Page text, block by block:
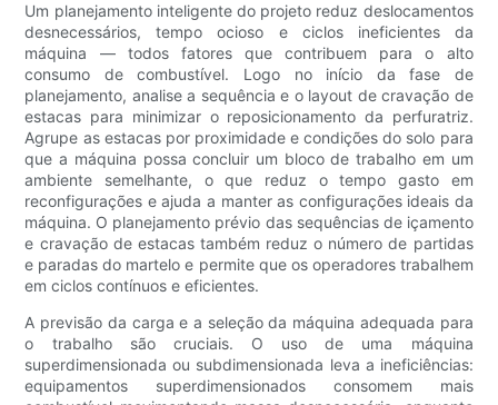
Um planejamento inteligente do projeto reduz deslocamentos
desnecessários, tempo ocioso e ciclos ineficientes da
máquina — todos fatores que contribuem para o alto
consumo de combustível. Logo no início da fase de
planejamento, analise a sequência e o layout de cravação de
estacas para minimizar o reposicionamento da perfuratriz.
Agrupe as estacas por proximidade e condições do solo para
que a máquina possa concluir um bloco de trabalho em um
ambiente semelhante, o que reduz o tempo gasto em
reconfigurações e ajuda a manter as configurações ideais da
máquina. O planejamento prévio das sequências de içamento
e cravação de estacas também reduz o número de partidas
e paradas do martelo e permite que os operadores trabalhem
em ciclos contínuos e eficientes.
A previsão da carga e a seleção da máquina adequada para
o trabalho são cruciais. O uso de uma máquina
superdimensionada ou subdimensionada leva a ineficiências:
equipamentos superdimensionados consomem mais